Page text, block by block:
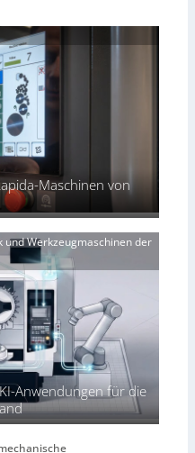
Maschinen von
Werkzeugmaschinen der
Anwendungen für die